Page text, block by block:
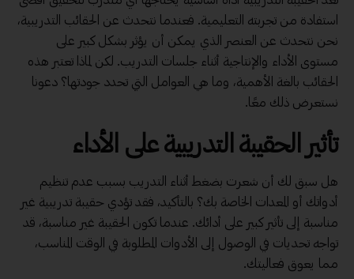
استفادة من تجربته التعليمية. فعندما نتحدث عن الحقائب التدريبية،
نحن نتحدث عن العنصر الذي يمكن أن يؤثر بشكل كبير على
مستوى الأداء والإنتاجية أثناء جلسات التدريب. لكن لماذا تعتبر هذه
الحقائب بالغة الأهمية، وما هي العوامل التي تحدد جودتها؟ دعونا
نستعرض ذلك معًا.
تأثير الحقيبة التدريبية على الأداء
هل سبق لك أن شعرت بضغط أثناء التدريب بسبب عدم تنظيم
أدواتك أو المعدات الخاصة بك؟ بالتأكيد، فقد تؤدي حقيبة تدريبية غير
مناسبة إلى تأثير كبير على أدائك. عندما تكون الحقيبة غير مناسبة، قد
تواجه تحديات في الوصول إلى الأدوات المطلوبة في الوقت المناسب،
مما يعوق فعاليتك.